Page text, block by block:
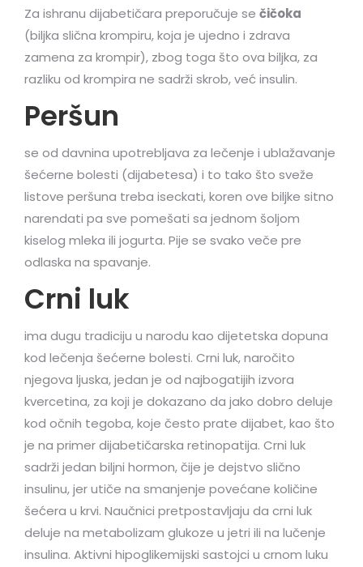
Za ishranu dijabetičara preporučuje se čičoka
(biljka slična krompiru, koja je ujedno i zdrava
zamena za krompir), zbog toga što ova biljka, za
razliku od krompira ne sadrži skrob, već insulin.
Peršun
se od davnina upotrebljava za lečenje i ublažavanje
šećerne bolesti (dijabetesa) i to tako što sveže
listove peršuna treba iseckati, koren ove biljke sitno
narendati pa sve pomešati sa jednom šoljom
kiselog mleka ili jogurta. Pije se svako veče pre
odlaska na spavanje.
Crni luk
ima dugu tradiciju u narodu kao dijetetska dopuna
kod lečenja šećerne bolesti. Crni luk, naročito
njegova ljuska, jedan je od najbogatijih izvora
kvercetina, za koji je dokazano da jako dobro deluje
kod očnih tegoba, koje često prate dijabet, kao što
je na primer dijabetičarska retinopatija. Crni luk
sadrži jedan biljni hormon, čije je dejstvo slično
insulinu, jer utiče na smanjenje povećane količine
šećera u krvi. Naučnici pretpostavljaju da crni luk
deluje na metabolizam glukoze u jetri ili na lučenje
insulina. Aktivni hipoglikemijski sastojci u crnom luku